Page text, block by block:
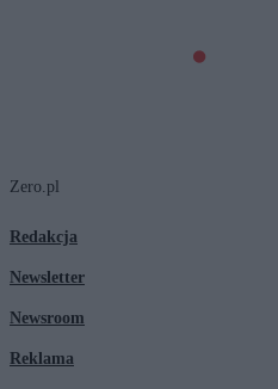
Zero.pl
Redakcja
Newsletter
Newsroom
Reklama